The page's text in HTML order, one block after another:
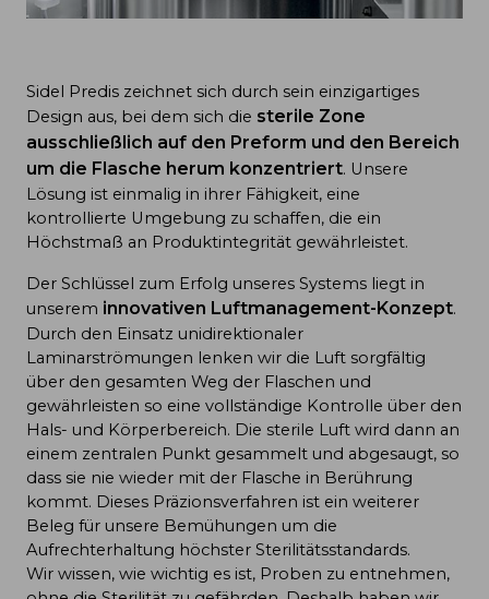
Sidel Predis zeichnet sich durch sein einzigartiges
Design aus, bei dem sich die sterile Zone
ausschließlich auf den Preform und den Bereich
um die Flasche herum konzentriert. Unsere
Lösung ist einmalig in ihrer Fähigkeit, eine
kontrollierte Umgebung zu schaffen, die ein
Höchstmaß an Produktintegrität gewährleistet.
Der Schlüssel zum Erfolg unseres Systems liegt in
unserem innovativen Luftmanagement-Konzept.
Durch den Einsatz unidirektionaler
Laminarströmungen lenken wir die Luft sorgfältig
über den gesamten Weg der Flaschen und
gewährleisten so eine vollständige Kontrolle über den
Hals- und Körperbereich. Die sterile Luft wird dann an
einem zentralen Punkt gesammelt und abgesaugt, so
dass sie nie wieder mit der Flasche in Berührung
kommt. Dieses Präzionsverfahren ist ein weiterer
Beleg für unsere Bemühungen um die
Aufrechterhaltung höchster Sterilitätsstandards.
Wir wissen, wie wichtig es ist, Proben zu entnehmen,